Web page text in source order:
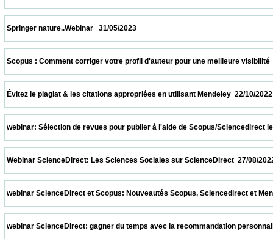
Springer nature..Webinar   31/05/2023
Scopus : Comment corriger votre profil d'auteur pour une
Évitez le plagiat & les citations appropriées en utilisant
webinar: Sélection de revues pour publier à l'aide de Scopus/
Webinar ScienceDirect: Les Sciences Sociales sur
webinar ScienceDirect et Scopus: Nouveautés Scopus,
webinar ScienceDirect: gagner du temps avec la recommandation